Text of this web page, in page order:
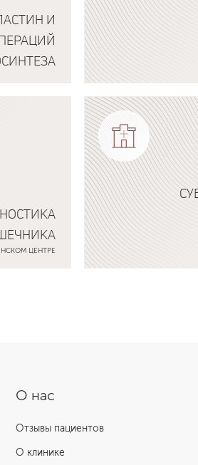
И
Подробнее о
ЦЕНТРЕ
О нас
Отзывы пациентов
О клинике